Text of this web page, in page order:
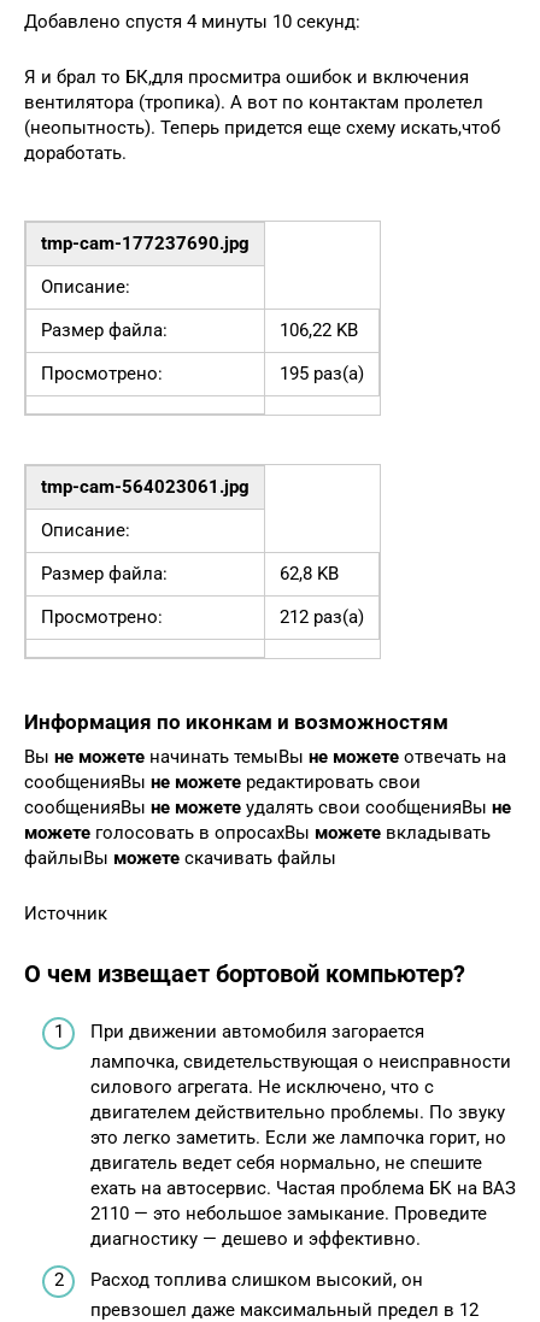
Добавлено спустя 4 минуты 10 секунд:
Я и брал то БК,для просмитра ошибок и включения
вентилятора (тропика). А вот по контактам пролетел
(неопытность). Теперь придется еще схему искать,чтоб
доработать.
tmp-cam-177237690.jpg
Описание:
Размер файла:
106,22 KB
Просмотрено:
195 раз(а)
tmp-cam-564023061.jpg
Описание:
Размер файла:
62,8 KB
Просмотрено:
212 раз(а)
Информация по иконкам и возможностям
Вы не можете начинать темыВы не можете отвечать на
сообщенияВы не можете редактировать свои
сообщенияВы не можете удалять свои сообщенияВы не
можете голосовать в опросахВы можете вкладывать
файлыВы можете скачивать файлы
Источник
О чем извещает бортовой компьютер?
При движении автомобиля загорается
лампочка, свидетельствующая о неисправности
силового агрегата. Не исключено, что с
двигателем действительно проблемы. По звуку
это легко заметить. Если же лампочка горит, но
двигатель ведет себя нормально, не спешите
ехать на автосервис. Частая проблема БК на ВАЗ
2110 — это небольшое замыкание. Проведите
диагностику — дешево и эффективно.
Расход топлива слишком высокий, он
превзошел даже максимальный предел в 12